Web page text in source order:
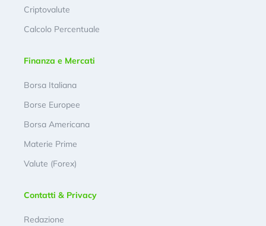
Criptovalute
Calcolo Percentuale
Finanza e Mercati
Borsa Italiana
Borse Europee
Borsa Americana
Materie Prime
Valute (Forex)
Contatti & Privacy
Redazione